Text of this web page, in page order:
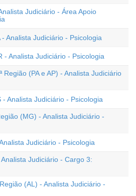
Judiciário - Área Apoio
Analista Judiciário - Psicologia
- Analista Judiciário - Psicologia
Região (PA e AP) - Analista Judiciário
Analista Judiciário - Psicologia
(MG) - Analista Judiciário -
Judiciário - Psicologia
Judiciário - Cargo 3:
(AL) - Analista Judiciário -